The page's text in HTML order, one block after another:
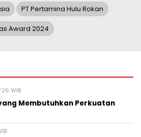
PT Pertamina Hulu Rokan
Award 2024
WIB
Membutuhkan Perkuatan